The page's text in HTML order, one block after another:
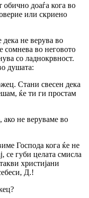
обично доаѓа кога во
или скриено
не верува во
сомнева во неговото
co ладнокрвност.
душата:
Стани свесен дека
ќе ти ги простам
не веруваме во
Господа кога ќе не
се губи целата смисла
христијани
Д.!